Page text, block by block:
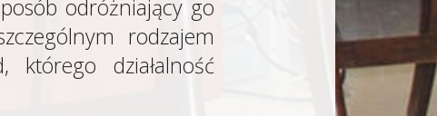
odróżniający go
rodzajem
którego działalność